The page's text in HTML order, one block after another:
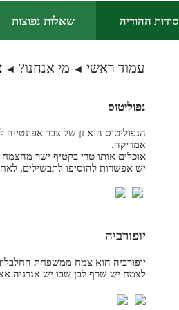
סודות ההודיה שאלות נפוצות
עמוד ראשי ◄ מי אנחנו? ◄
נפוליטוס
הנפוליטוס הוא זן של צבר
אמריקה.
אוכלים אותו טרי בקטיף ישר מהצמח
יש אפשרות להוסיפו לתבשילים,
יופורביה
יופורביה הוא צמח ממשפחת
לצמח יש שרף לבן שבו יש אנרגיה